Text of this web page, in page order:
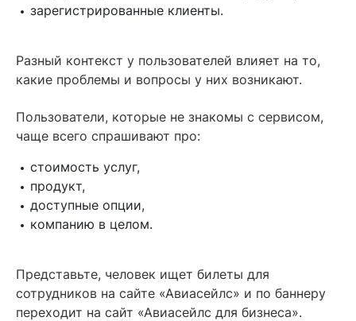
зарегистрированные клиенты.
Разный контекст у пользователей влияет на то,
какие проблемы и вопросы у них возникают.
Пользователи, которые не знакомы с сервисом,
чаще всего спрашивают про:
стоимость услуг,
продукт,
доступные опции,
компанию в целом.
Представьте, человек ищет билеты для
сотрудников на сайте «Авиасейлс» и по баннеру
переходит на сайт «Авиасейлс для бизнеса».